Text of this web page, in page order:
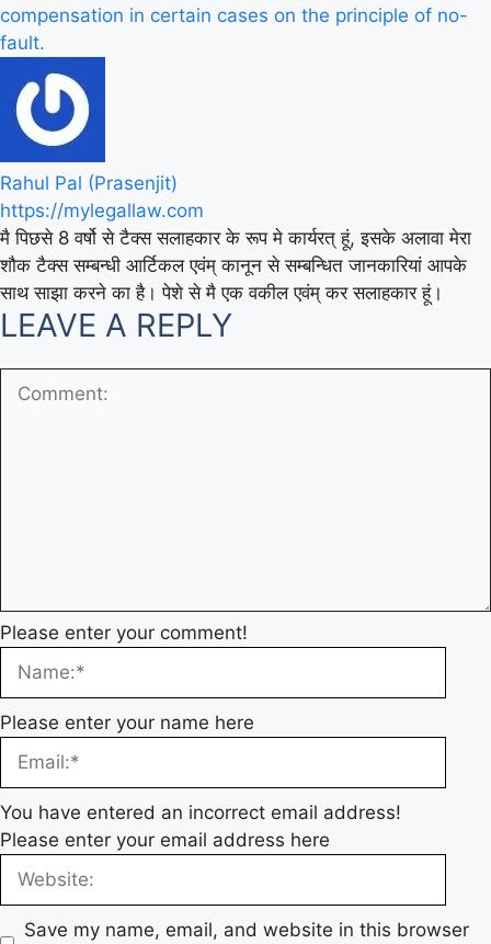
compensation in certain cases on the principle of no-
fault.
Rahul Pal (Prasenjit)
https://mylegallaw.com
मै पिछसे 8 वर्षो से टैक्स सलाहकार के रूप मे कार्यरत् हूं, इसके अलावा मेरा
शौक टैक्स सम्बन्धी आर्टिकल एवंम् कानून से सम्बन्धित जानकारियां आपके
साथ साझा करने का है। पेशे से मै एक वकील एवंम् कर सलाहकार हूं।
LEAVE A REPLY
Please enter your comment!
Please enter your name here
You have entered an incorrect email address!
Please enter your email address here
Save my name, email, and website in this browser